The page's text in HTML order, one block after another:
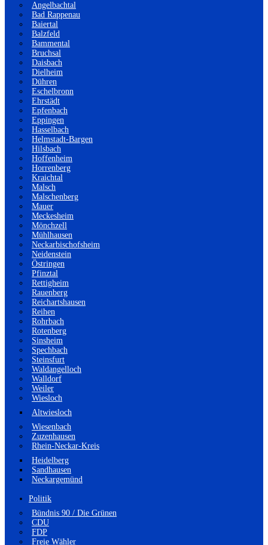
Angelbachtal
Bad Rappenau
Baiertal
Balzfeld
Bammental
Bruchsal
Daisbach
Dielheim
Dühren
Eschelbronn
Ehrstädt
Epfenbach
Eppingen
Hasselbach
Helmstadt-Bargen
Hilsbach
Hoffenheim
Horrenberg
Kraichtal
Malsch
Malschenberg
Mauer
Meckesheim
Mönchzell
Mühlhausen
Neckarbischofsheim
Neidenstein
Östringen
Pfinztal
Rettigheim
Rauenberg
Reichartshausen
Reihen
Rohrbach
Rotenberg
Sinsheim
Spechbach
Steinsfurt
Waldangelloch
Walldorf
Weiler
Wiesloch
Altwiesloch
Wiesenbach
Zuzenhausen
Rhein-Neckar-Kreis
Heidelberg
Sandhausen
Neckargemünd
Politik
Bündnis 90 / Die Grünen
CDU
FDP
Freie Wähler